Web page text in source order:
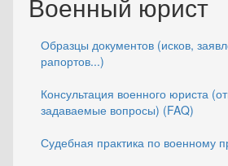
Образцы документов (исков,
рапортов...)
Консультация военного юриста
задаваемые вопросы) (FAQ)
Судебная практика по военному